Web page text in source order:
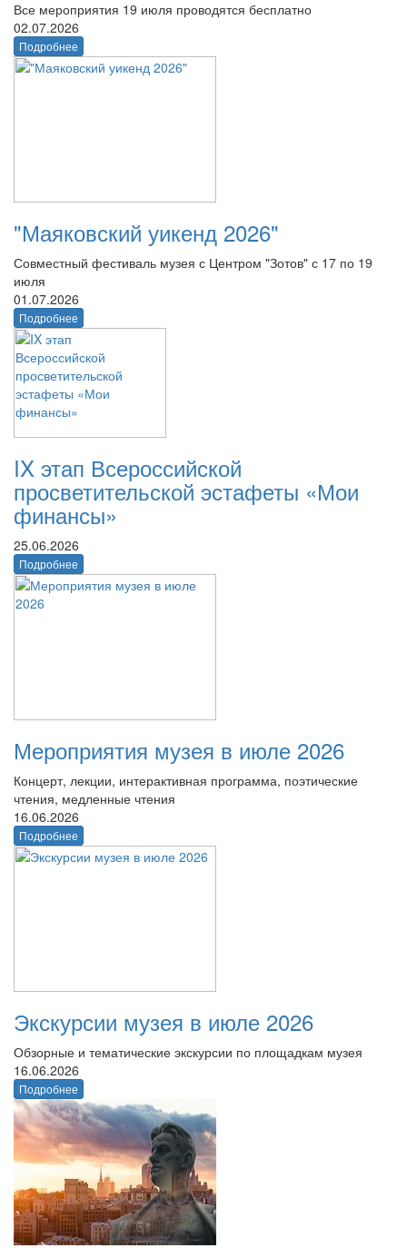
Все мероприятия 19 июля проводятся бесплатно
02.07.2026
Подробнее
"Маяковский уикенд 2026"
Совместный фестиваль музея с Центром "Зотов" с 17 по 19
июля
01.07.2026
Подробнее
IX этап Всероссийской
просветительской эстафеты «Мои
финансы»
25.06.2026
Подробнее
Мероприятия музея в июле 2026
Концерт, лекции, интерактивная программа, поэтические
чтения, медленные чтения
16.06.2026
Подробнее
Экскурсии музея в июле 2026
Обзорные и тематические экскурсии по площадкам музея
16.06.2026
Подробнее